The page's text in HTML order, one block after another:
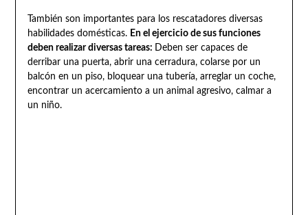
También son importantes para los rescatadores diversas
habilidades domésticas. En el ejercicio de sus funciones
deben realizar diversas tareas: Deben ser capaces de
derribar una puerta, abrir una cerradura, colarse por un
balcón en un piso, bloquear una tubería, arreglar un coche,
encontrar un acercamiento a un animal agresivo, calmar a
un niño.